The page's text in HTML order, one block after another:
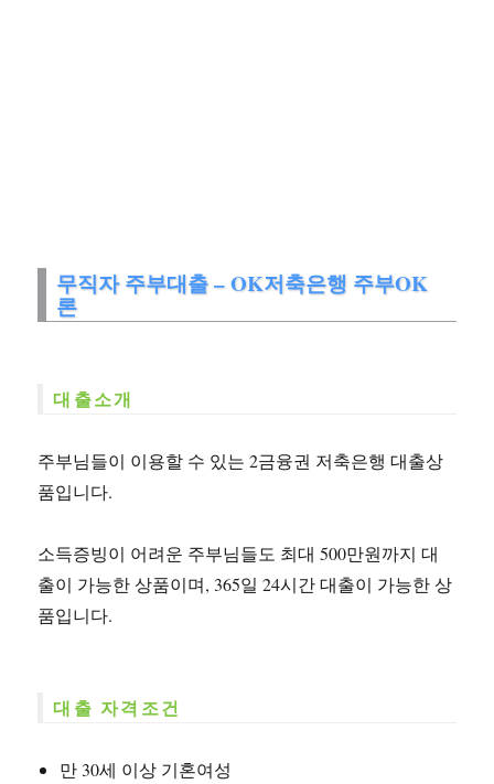
무직자 주부대출 – OK저축은행 주부OK
론
대출소개
주부님들이 이용할 수 있는 2금융권 저축은행 대출상
품입니다.
소득증빙이 어려운 주부님들도 최대 500만원까지 대
출이 가능한 상품이며, 365일 24시간 대출이 가능한 상
품입니다.
대출 자격조건
만 30세 이상 기혼여성